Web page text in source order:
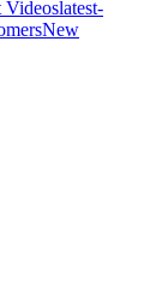
Videoslatest-
New